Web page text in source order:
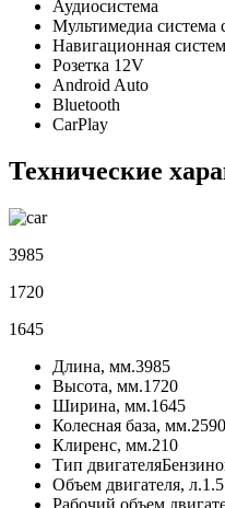
Аудиосистема
Мультимедиа
Навигационная
Розетка 12V
Android Auto
Bluetooth
CarPlay
Технические
3985
1720
1645
Длина, мм.3985
Высота, мм.1720
Ширина, мм.1645
Колесная база, мм.2590
Клиренс, мм.210
Тип двигателя
Объем двигателя, л.1.5
Рабочий объем